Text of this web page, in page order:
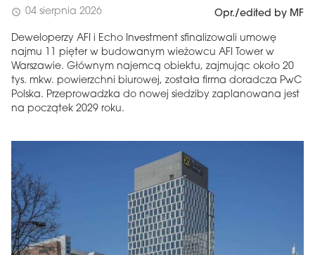
schedule 04 sierpnia 2026 Opr./edited by MF
Deweloperzy AFI i Echo Investment sfinalizowali umowę
najmu 11 pięter w budowanym wieżowcu AFI Tower w
Warszawie. Głównym najemcą obiektu, zajmując około 20
tys. mkw. powierzchni biurowej, została firma doradcza PwC
Polska. Przeprowadzka do nowej siedziby zaplanowana jest
na początek 2029 roku.